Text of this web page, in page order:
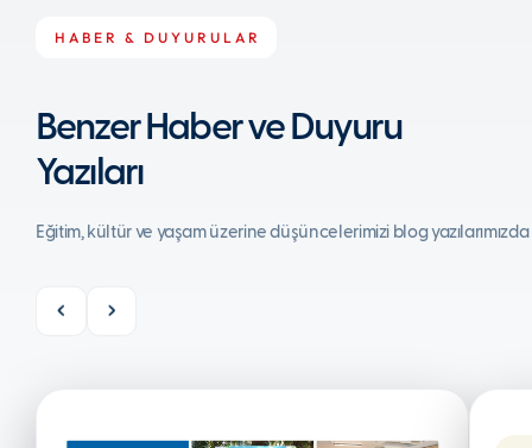
HABER & DUYURULAR
Benzer Haber ve Duyuru
Yazıları
Eğitim, kültür ve yaşam üzerine düşüncelerimizi blog